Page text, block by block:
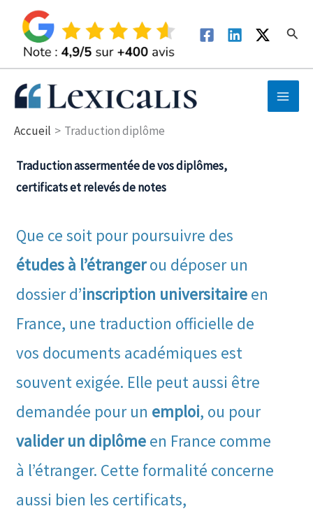
contenu
Accueil Traduction diplôme
Traduction assermentée de vos diplômes,
certificats et relevés de notes
Que ce soit pour poursuivre des
études à l’étrangerou déposer un
dossier d’inscription universitaire en
France, une traduction officielle de
vos documents académiques est
souvent exigée. Elle peut aussi être
demandée pour un emploi, ou pour
valider un diplôme en France comme
à l’étranger. Cette formalité concerne
aussi bien les certificats,